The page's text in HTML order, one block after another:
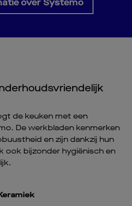
over Systemo
de keuken met een
De werkbladen kenmerken
en zijn dankzij hun
ook bijzonder hygiënisch en